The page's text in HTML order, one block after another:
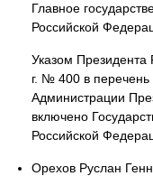
Главное
Российской
Указом Президента
г. № 400 в
Администрации
включено
Российской
Орехов Руслан